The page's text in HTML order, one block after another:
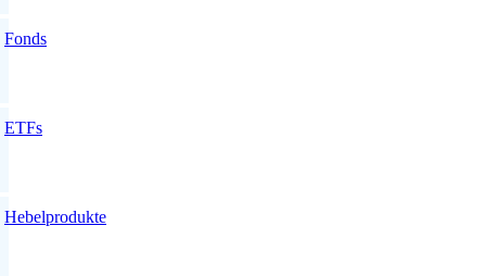
Fonds
ETFs
Hebelprodukte